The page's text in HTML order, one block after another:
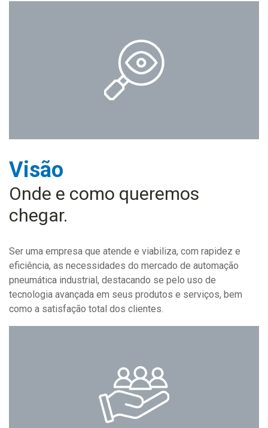
Visão
Onde e como queremos
chegar.
Ser uma empresa que atende e viabiliza, com rapidez e
eficiência, as necessidades do mercado de automação
pneumática industrial, destacando se pelo uso de
tecnologia avançada em seus produtos e serviços, bem
como a satisfação total dos clientes.